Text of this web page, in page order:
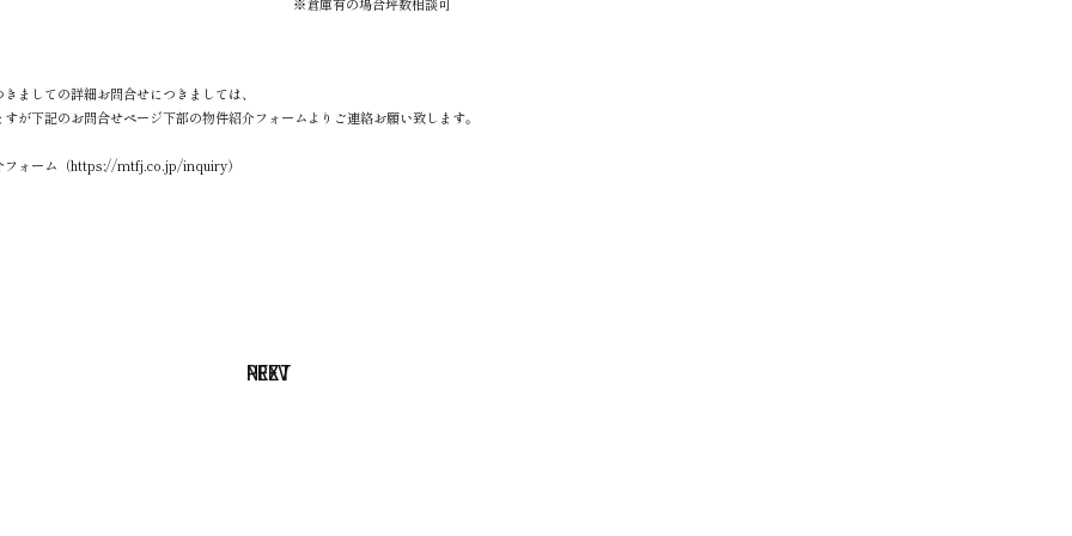
ましての詳細お問合せにつきましては、
が下記のお問合せページ下部の物件紹介フォームよりご連絡お願い致します。
フォーム（https://mtfj.co.jp/inquiry）
PREV
NEXT